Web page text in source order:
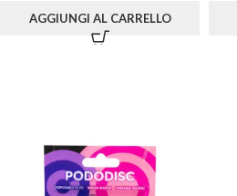
AGGIUNGI AL CARRELLO